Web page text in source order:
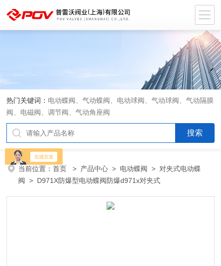
热门关键词： 电动蝶阀、气动蝶阀、电动球阀、气动球阀、气动隔膜
阀、电磁阀、调节阀、气动角座阀
当前位置：首页 > 产品中心 > 电动蝶阀 > 对夹式电动蝶
阀 > D971X防爆型电动蝶阀防爆d971x对夹式